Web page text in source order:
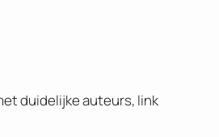
duidelijke auteurs, link